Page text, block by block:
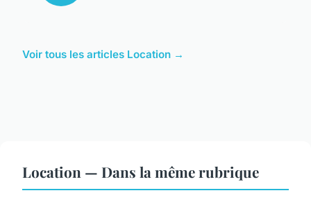
Voir tous les articles Location →
Location — Dans la même rubrique